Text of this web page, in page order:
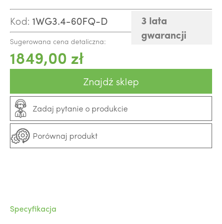
Kod: 1WG3.4-60FQ-D
3 lata
gwarancji
Sugerowana cena detaliczna:
1849,00 zł
Znajdź sklep
Zadaj pytanie o produkcie
Porównaj produkt
Specyfikacja